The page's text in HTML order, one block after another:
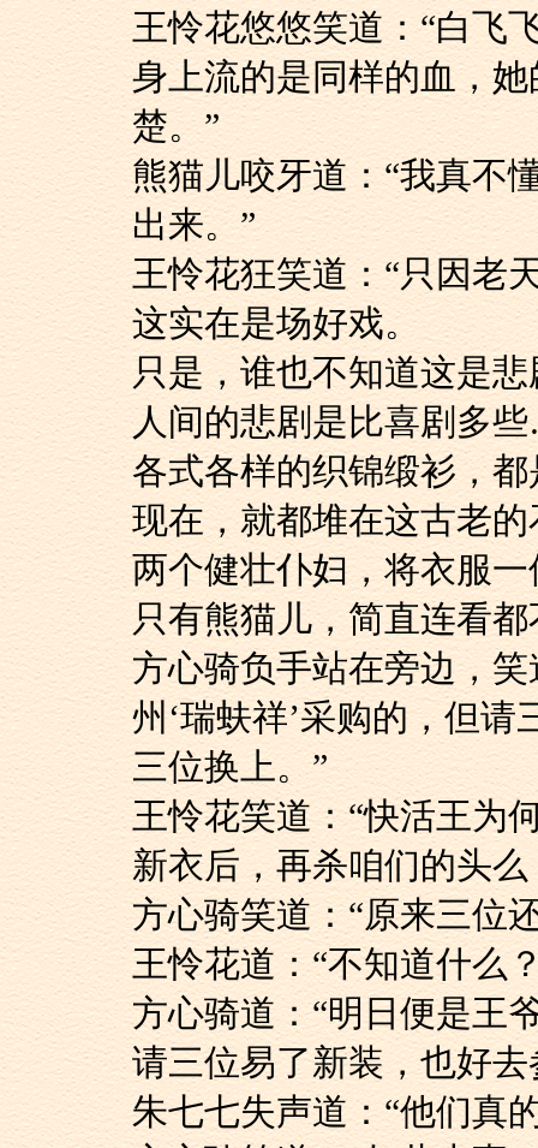
王怜花悠悠笑道：“白
身上流的是同样的血，
楚。”
熊猫儿咬牙道：“我真
出来。”
王怜花狂笑道：“只因
这实在是场好戏。
只是，谁也不知道这
人间的悲剧是比喜剧
各式各样的织锦缎衫
现在，就都堆在这古老
两个健壮仆妇，将衣
只有熊猫儿，简直连看
方心骑负手站在旁边
州‘瑞蚨祥’采购的，但
三位换上。”
王怜花笑道：“快活王
新衣后，再杀咱们的头么
方心骑笑道：“原来三
王怜花道：“不知道什么
方心骑道：“明日便是
请三位易了新装，也好
朱七七失声道：“他们